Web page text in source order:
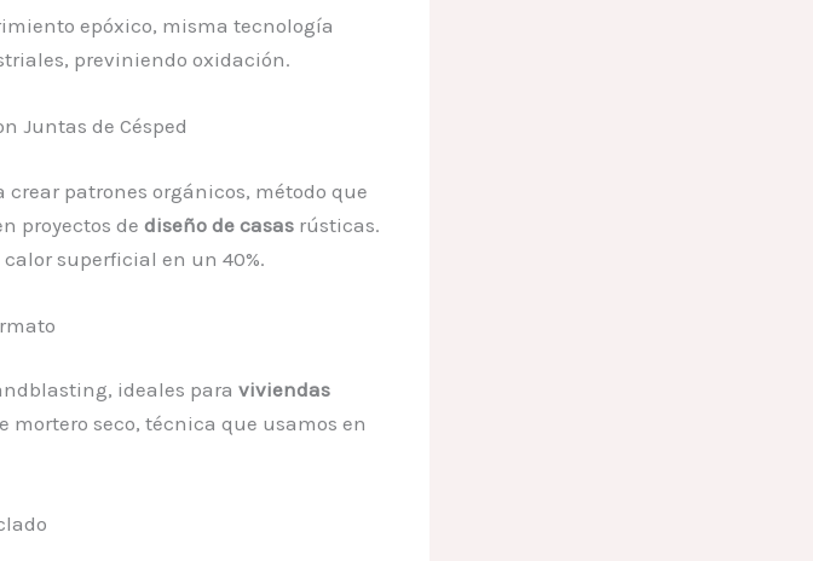
epóxico, misma tecnología
previniendo oxidación.
Juntas de Césped
patrones orgánicos, método que
proyectos de diseño de casas rústicas.
superficial en un 40%.
ideales para viviendas
mortero seco, técnica que usamos en